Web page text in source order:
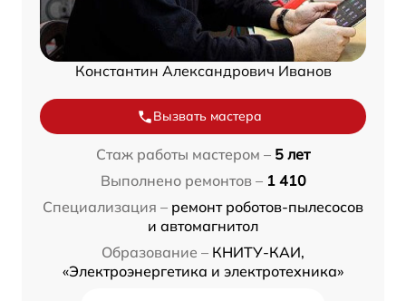
Константин Александрович Иванов
Вызвать мастера
Стаж работы мастером – 5 лет
Выполнено ремонтов – 1 410
Специализация – ремонт роботов-пылесосов
и автомагнитол
Образование – КНИТУ-КАИ,
«Электроэнергетика и электротехника»